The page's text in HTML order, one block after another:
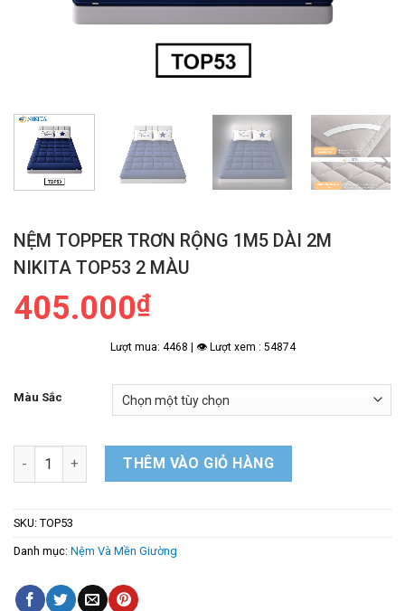
NỆM TOPPER TRƠN RỘNG 1M5 DÀI 2M
NIKITA TOP53 2 MÀU
405.000₫
Lượt mua: 4468 | 👁 Lượt xem : 54874
Màu Sắc
Nệm Topper Trơn Rộng 1m5 Dài 2m NIKITA TOP53 2 Màu số
THÊM VÀO GIỎ HÀNG
SKU: TOP53
Danh mục: Nệm Và Mền Giường